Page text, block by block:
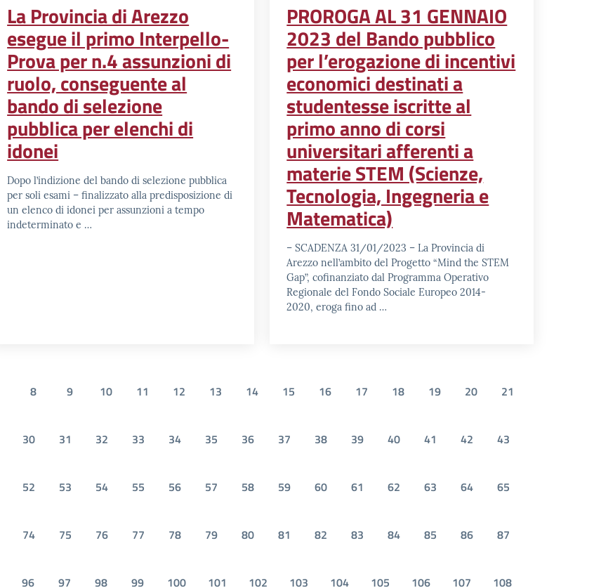
La Provincia di Arezzo
esegue il primo Interpello-
Prova per n.4 assunzioni di
ruolo, conseguente al
bando di selezione
pubblica per elenchi di
idonei
Dopo l’indizione del bando di selezione pubblica
per soli esami – finalizzato alla predisposizione di
un elenco di idonei per assunzioni a tempo
indeterminato e …
PROROGA AL 31 GENNAIO
2023 del Bando pubblico
per l’erogazione di incentivi
economici destinati a
studentesse iscritte al
primo anno di corsi
universitari afferenti a
materie STEM (Scienze,
Tecnologia, Ingegneria e
Matematica)
– SCADENZA 31/01/2023 – La Provincia di
Arezzo nell’ambito del Progetto “Mind the STEM
Gap”, cofinanziato dal Programma Operativo
Regionale del Fondo Sociale Europeo 2014-
2020, eroga fino ad …
8 9 10 11 12 13 14 15 16 17 18 19 20 21
30 31 32 33 34 35 36 37 38 39 40 41 42 43
52 53 54 55 56 57 58 59 60 61 62 63 64 65
74 75 76 77 78 79 80 81 82 83 84 85 86 87
96 97 98 99 100 101 102 103 104 105 106 107 108